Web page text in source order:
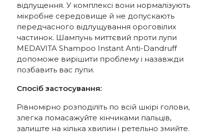
відлущення. У комплексі вони нормалізують
мікробне середовище й не допускають
передчасного відлущування ороговілих
частинок. Шампунь миттєвий проти лупи
MEDAVITA Shampoo Instant Anti-Dandruff
допоможе вирішити проблему і назавжди
позбавить вас лупи.
Спосіб застосування:
Рівномірно розподіліть по всій шкірі голови,
злегка помасажуйте кінчиками пальців,
залиште на кілька хвилин і ретельно змийте.